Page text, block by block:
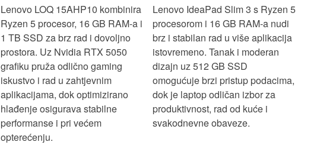
Lenovo LOQ 15AHP10 kombinira
Ryzen 5 procesor, 16 GB RAM-a i
1 TB SSD za brz rad i dovoljno
prostora. Uz Nvidia RTX 5050
grafiku pruža odlično gaming
iskustvo i rad u zahtjevnim
aplikacijama, dok optimizirano
hlađenje osigurava stabilne
performanse i pri većem
opterećenju.
Lenovo IdeaPad Slim 3 s Ryzen 5
procesorom i 16 GB RAM-a nudi
brz i stabilan rad u više aplikacija
istovremeno. Tanak i moderan
dizajn uz 512 GB SSD
omogućuje brzi pristup podacima,
dok je laptop odličan izbor za
produktivnost, rad od kuće i
svakodnevne obaveze.